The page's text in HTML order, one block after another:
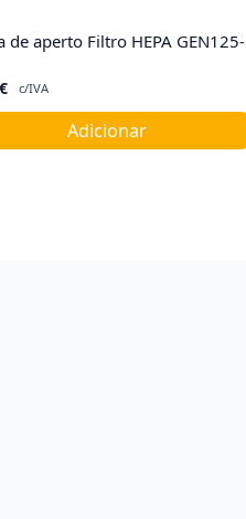
de aperto Filtro HEPA GEN125-
€ c/IVA
Adicionar